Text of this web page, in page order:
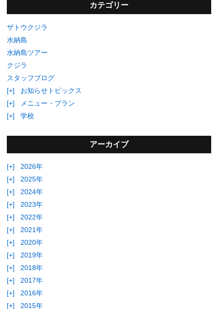
カテゴリー
ザトウクジラ
水納島
水納島ツアー
クジラ
スタッフブログ
[+]
お知らせトピックス
[+]
メニュー・プラン
[+]
学校
アーカイブ
[+]
2026年
[+]
2025年
[+]
2024年
[+]
2023年
[+]
2022年
[+]
2021年
[+]
2020年
[+]
2019年
[+]
2018年
[+]
2017年
[+]
2016年
[+]
2015年